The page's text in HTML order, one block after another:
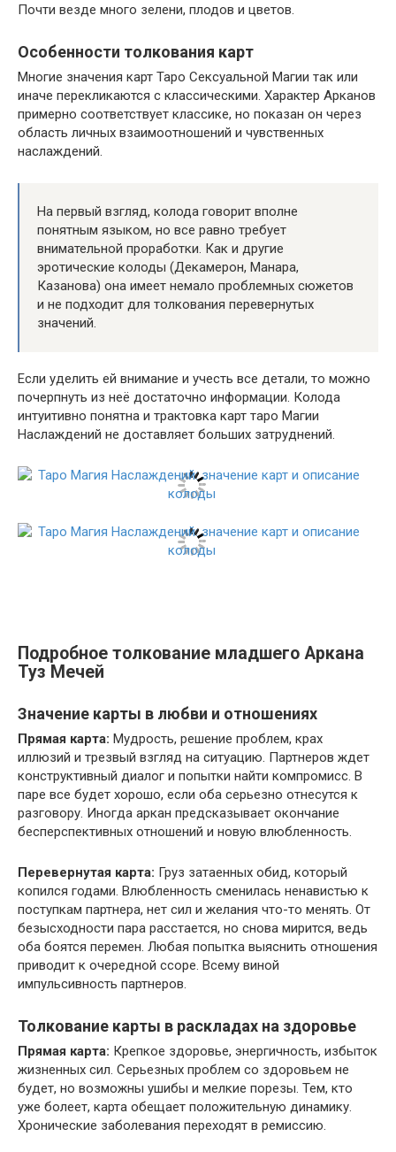
Почти везде много зелени, плодов и цветов.
Особенности толкования карт
Многие значения карт Таро Сексуальной Магии так или
иначе перекликаются с классическими. Характер Арканов
примерно соответствует классике, но показан он через
область личных взаимоотношений и чувственных
наслаждений.
На первый взгляд, колода говорит вполне
понятным языком, но все равно требует
внимательной проработки. Как и другие
эротические колоды (Декамерон, Манара,
Казанова) она имеет немало проблемных сюжетов
и не подходит для толкования перевернутых
значений.
Если уделить ей внимание и учесть все детали, то можно
почерпнуть из неё достаточно информации. Колода
интуитивно понятна и трактовка карт таро Магии
Наслаждений не доставляет больших затруднений.
Подробное толкование младшего Аркана
Туз Мечей
Значение карты в любви и отношениях
Прямая карта: Мудрость, решение проблем, крах
иллюзий и трезвый взгляд на ситуацию. Партнеров ждет
конструктивный диалог и попытки найти компромисс. В
паре все будет хорошо, если оба серьезно отнесутся к
разговору. Иногда аркан предсказывает окончание
бесперспективных отношений и новую влюбленность.
Перевернутая карта: Груз затаенных обид, который
копился годами. Влюбленность сменилась ненавистью к
поступкам партнера, нет сил и желания что-то менять. От
безысходности пара расстается, но снова мирится, ведь
оба боятся перемен. Любая попытка выяснить отношения
приводит к очередной ссоре. Всему виной
импульсивность партнеров.
Толкование карты в раскладах на здоровье
Прямая карта: Крепкое здоровье, энергичность, избыток
жизненных сил. Серьезных проблем со здоровьем не
будет, но возможны ушибы и мелкие порезы. Тем, кто
уже болеет, карта обещает положительную динамику.
Хронические заболевания переходят в ремиссию.